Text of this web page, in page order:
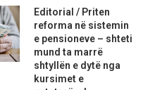
Editorial / Priten
reforma në sistemin
e pensioneve – shteti
mund ta marrë
shtyllën e dytë nga
kursimet e